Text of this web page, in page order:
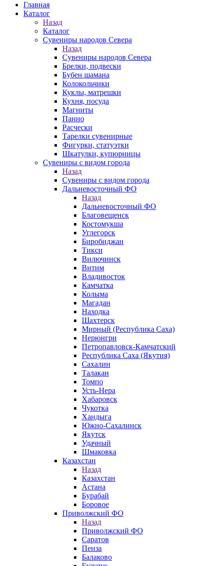
Главная
Каталог
Назад
Каталог
Сувениры народов Севера
Назад
Сувениры народов Севера
Брелки, подвески
Бубен шамана
Колокольчики
Куклы, матрешки
Кухня, посуда
Магниты
Панно
Расчески
Тарелки сувенирные
Фигурки, статуэтки
Шкатулки, купюрницы
Сувениры с видом города
Назад
Сувениры с видом города
Дальневосточный ФО
Назад
Дальневосточный ФО
Благовещенск
Костомукша
Углегорск
Биробиджан
Тикси
Вилючинск
Витим
Владивосток
Камчатка
Колыма
Магадан
Находка
Шахтерск
Мирный (Республика Саха)
Нерюнгри
Петропавловск-Камчатский
Республика Саха (Якутия)
Сахалин
Талакан
Томпо
Усть-Нера
Хабаровск
Чукотка
Хандыга
Южно-Сахалинск
Якутск
Удачный
Шмаковка
Казахстан
Назад
Казахстан
Астана
Бурабай
Боровое
Приволжский ФО
Назад
Приволжский ФО
Саратов
Пенза
Балаково